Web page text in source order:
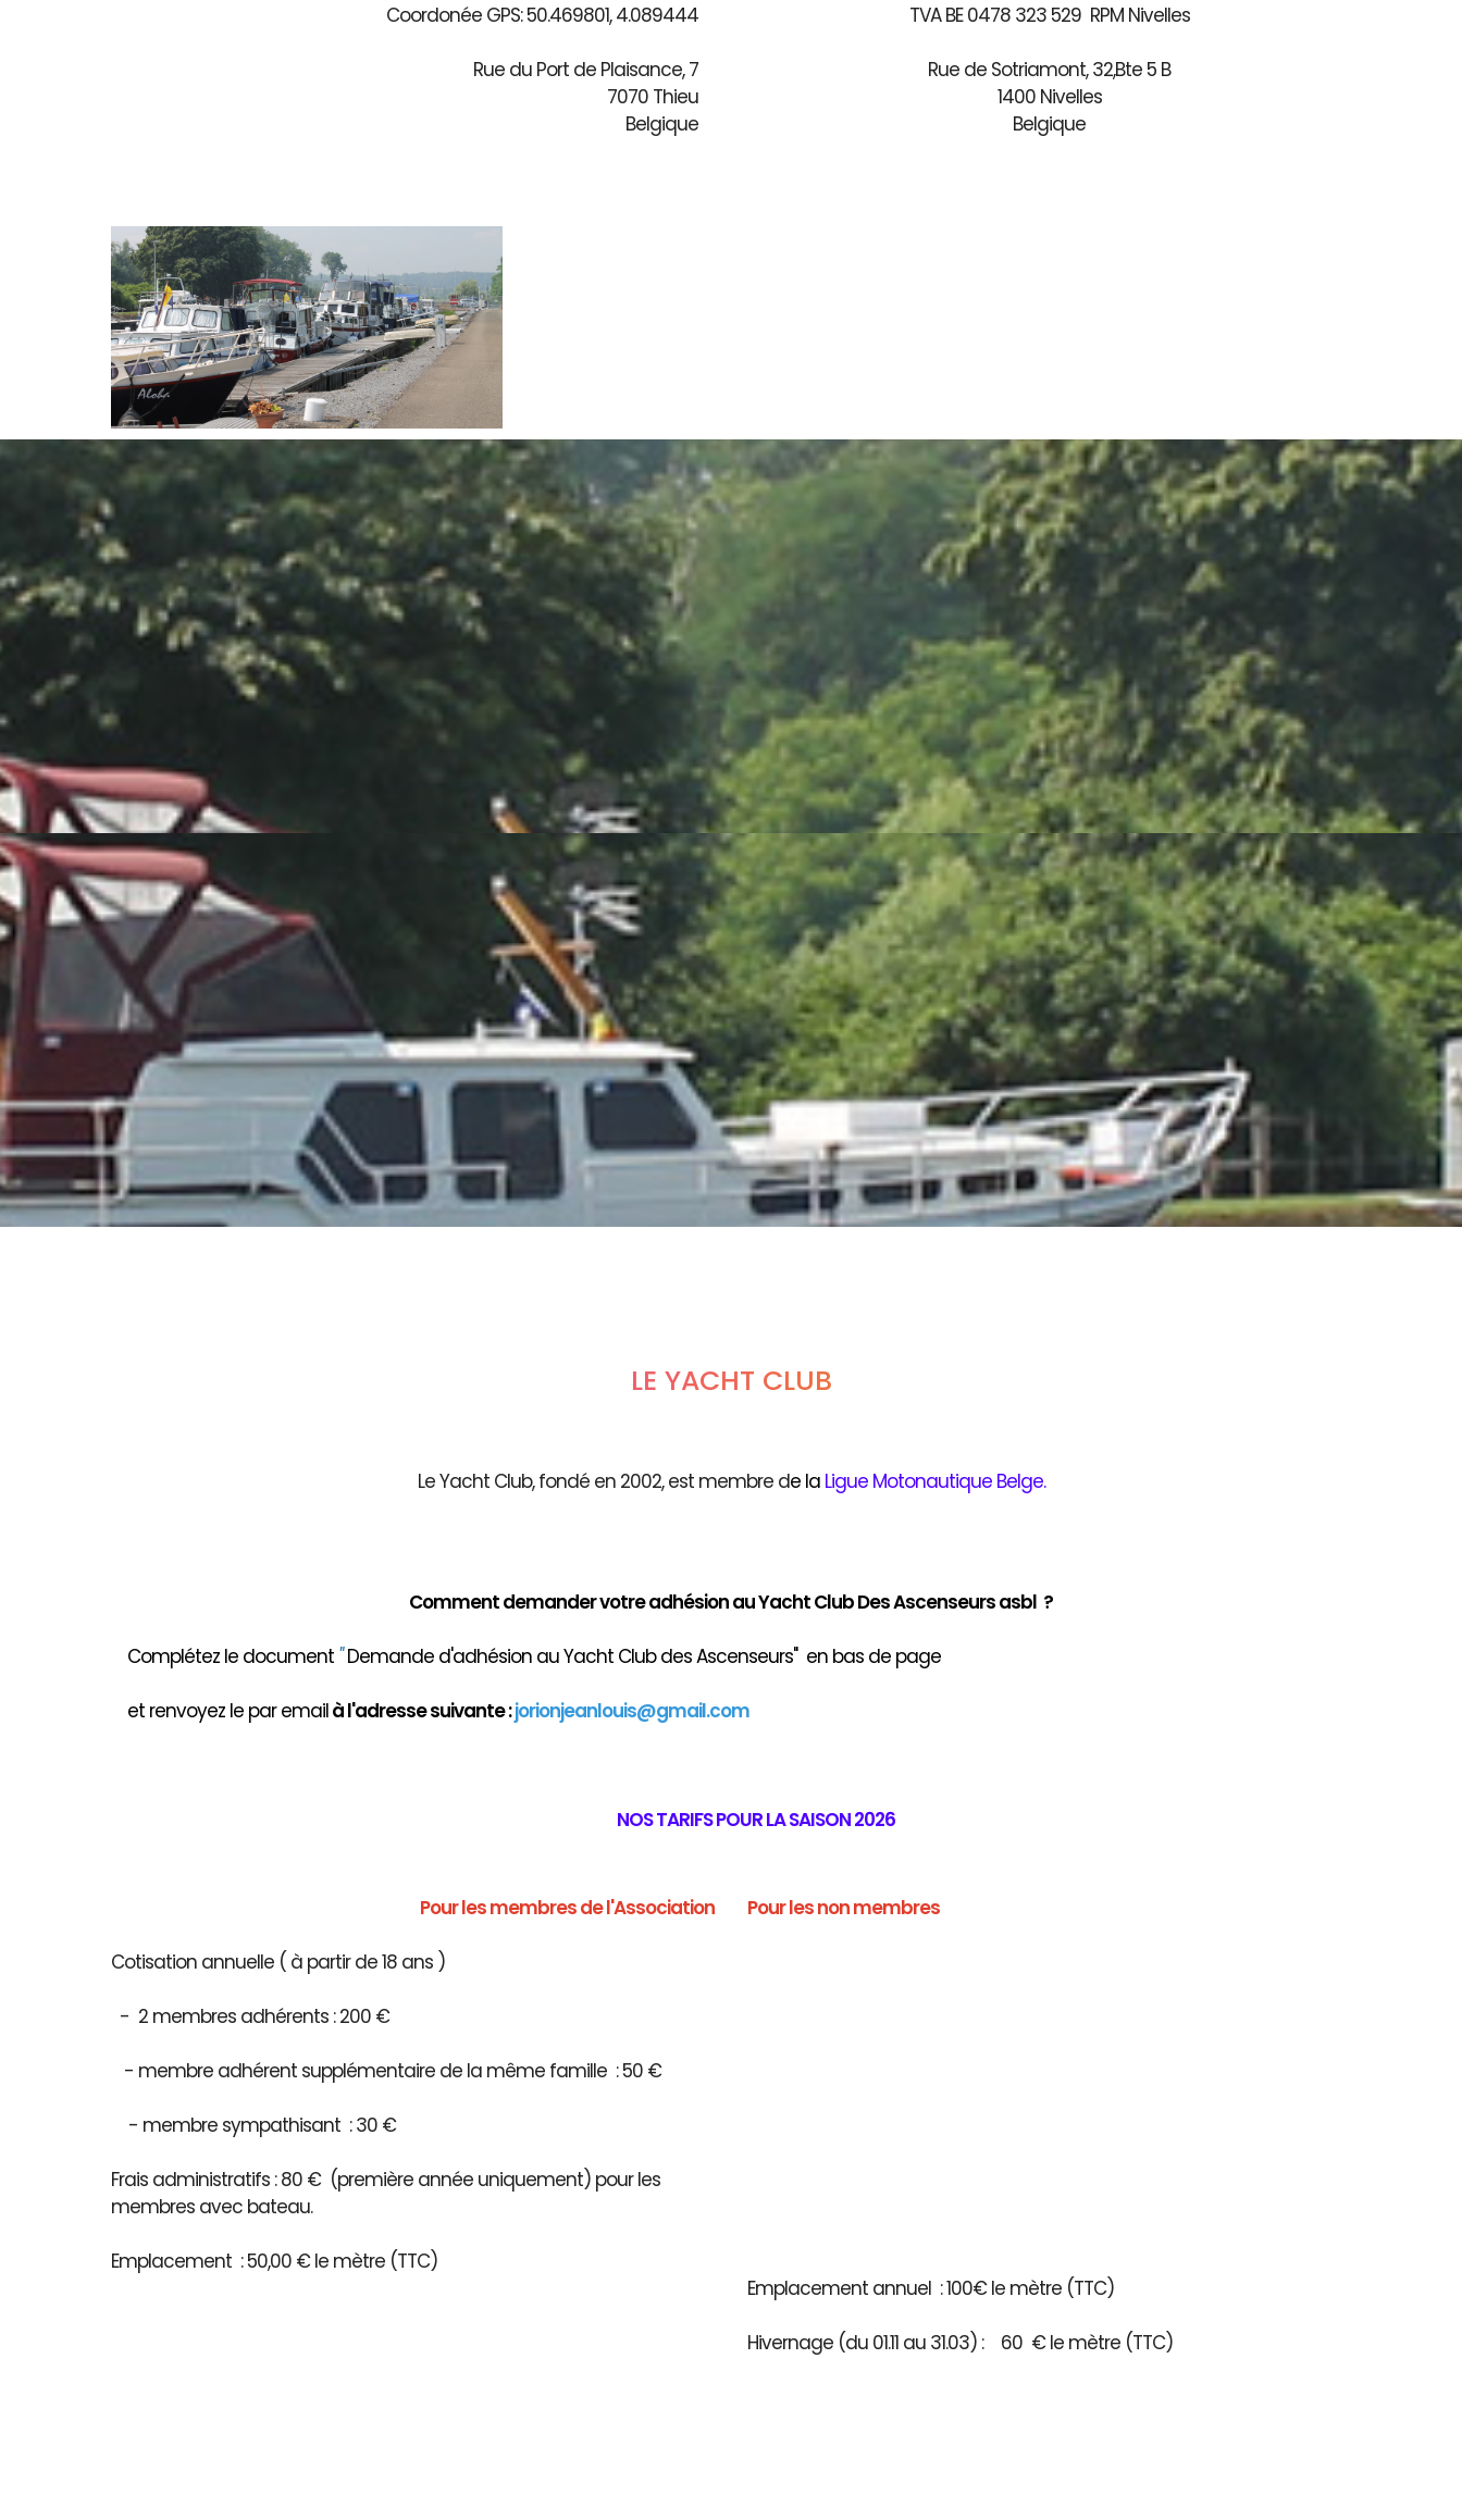
Coordonée GPS: 50.469801, 4.089444
Rue du Port de Plaisance, 7
7070 Thieu
Belgique
TVA BE 0478 323 529 RPM Nivelles
Rue de Sotriamont, 32,Bte 5 B
1400 Nivelles
Belgique
LE YACHT CLUB
Le Yacht Club, fondé en 2002, est membre de la Ligue Motonautique Belge.
Comment demander votre adhésion au Yacht Club Des Ascenseurs asbl ?
Complétez le document "Demande d'adhésion au Yacht Club des Ascenseurs" en bas de page
et renvoyez le par emailàl'adresse suivante :jorionjeanlouis@gmail.com
NOS TARIFS POUR LA SAISON 2026
Pour les membres de l'Association
Cotisation annuelle ( à partir de 18 ans )
- 2 membres adhérents : 200 €
- membre adhérent supplémentaire de la même famille : 50 €
- membre sympathisant : 30 €
Frais administratifs : 80 € (première année uniquement) pour les
membres avec bateau.
Emplacement : 50,00 € le mètre (TTC)
Pour les non membres
Emplacement annuel : 100€ le mètre (TTC)
Hivernage (du 01.11 au 31.03) : 60 € le mètre (TTC)